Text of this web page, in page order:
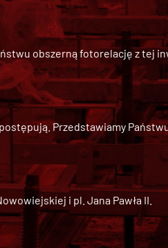
obszerną fotorelację z tej
Przedstawiamy
i pl. Jana Pawła II.